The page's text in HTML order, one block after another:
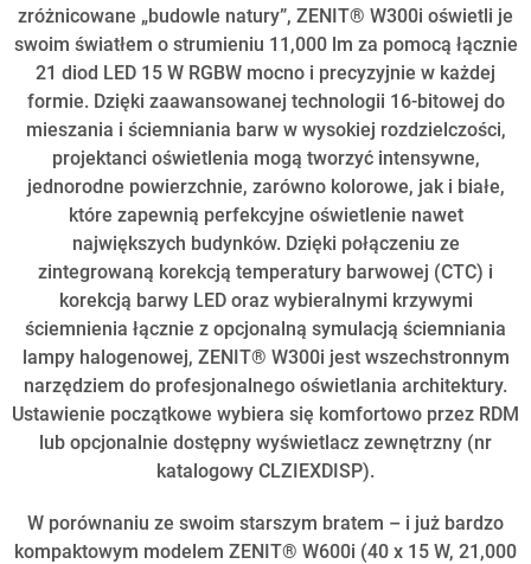
zróżnicowane „budowle natury”, ZENIT® W300i oświetli je
swoim światłem o strumieniu 11,000 lm za pomocą łącznie
21 diod LED 15 W RGBW mocno i precyzyjnie w każdej
formie. Dzięki zaawansowanej technologii 16-bitowej do
mieszania i ściemniania barw w wysokiej rozdzielczości,
projektanci oświetlenia mogą tworzyć intensywne,
jednorodne powierzchnie, zarówno kolorowe, jak i białe,
które zapewnią perfekcyjne oświetlenie nawet
największych budynków. Dzięki połączeniu ze
zintegrowaną korekcją temperatury barwowej (CTC) i
korekcją barwy LED oraz wybieralnymi krzywymi
ściemnienia łącznie z opcjonalną symulacją ściemniania
lampy halogenowej, ZENIT® W300i jest wszechstronnym
narzędziem do profesjonalnego oświetlania architektury.
Ustawienie początkowe wybiera się komfortowo przez RDM
lub opcjonalnie dostępny wyświetlacz zewnętrzny (nr
katalogowy CLZIEXDISP).
W porównaniu ze swoim starszym bratem – i już bardzo
kompaktowym modelem ZENIT® W600i (40 x 15 W, 21,000